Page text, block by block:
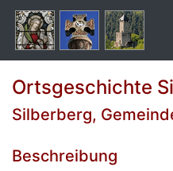
Ortsgeschichte
Silberberg,
Beschreibung